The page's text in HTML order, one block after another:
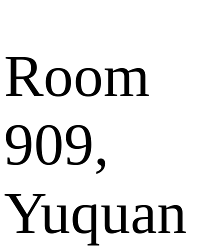
Room
909,
Yuquan